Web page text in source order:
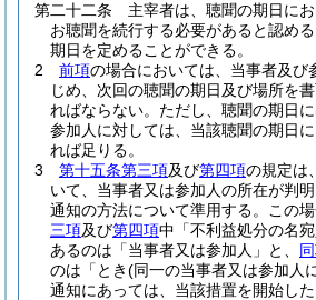
第二十二条
主宰者は、聴聞の期日に
お聴聞を続行する必要があると認め
期日を定めることができる。
2
前項の場合においては、当事者及び
じめ、次回の聴聞の期日及び場所を
ればならない。 ただし、聴聞の期日
参加人に対しては、当該聴聞の期日
れば足りる。
3
第十五条第三項及び第四項の規定は、
いて、当事者又は参加人の所在が判
通知の方法について準用する。
この
三項及び第四項中「不利益処分の名
あるのは「当事者又は参加人」と、
のは「とき(同一の当事者又は参加人
通知にあっては、当該措置を開始し